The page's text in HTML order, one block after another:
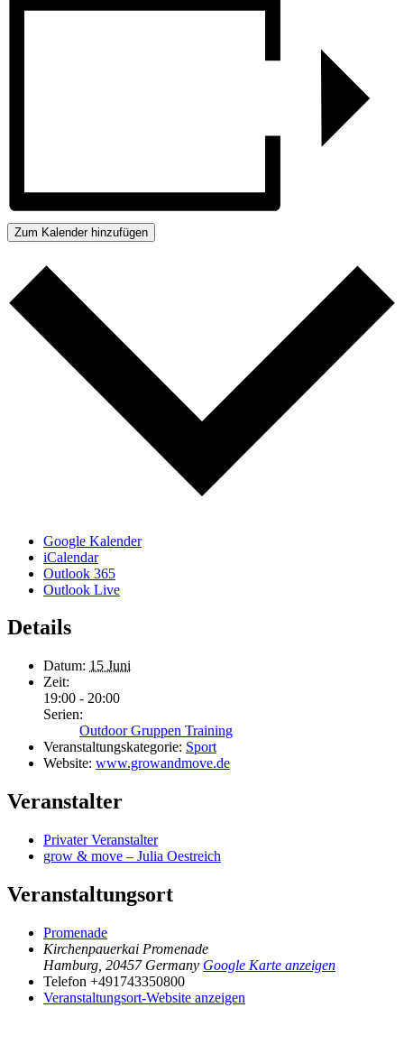
Zum Kalender hinzufügen
Google Kalender
iCalendar
Outlook 365
Outlook Live
Details
Datum: 15 Juni
Zeit:
19:00 - 20:00
Serien:
Outdoor Gruppen Training
Veranstaltungskategorie: Sport
Website: www.growandmove.de
Veranstalter
Privater Veranstalter
grow & move – Julia Oestreich
Veranstaltungsort
Promenade
Kirchenpauerkai Promenade
Hamburg 20457 Germany Google Karte anzeigen
Telefon +491743350800
Veranstaltungsort-Website anzeigen